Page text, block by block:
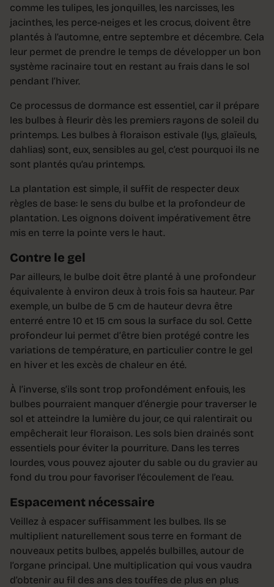
comme les tulipes, les jonquilles, les narcisses, les
jacinthes, les perce-neiges et les crocus, doivent être
plantés à l’automne, entre septembre et décembre. Cela
leur permet de prendre le temps de développer un bon
système racinaire tout en restant au frais dans le sol
pendant l’hiver.
Ce processus de dormance est essentiel, car il prépare
les bulbes à fleurir dès les premiers rayons de soleil du
printemps. Les bulbes à floraison estivale (lys, glaïeuls,
dahlias) sont, eux, sensibles au gel, c’est pourquoi ils ne
sont plantés qu’au printemps.
La plantation est simple, il suffit de respecter deux
règles de base: le sens du bulbe et la profondeur de
plantation. Les oignons doivent impérativement être
mis en terre la pointe vers le haut.
Contre le gel
Par ailleurs, le bulbe doit être planté à une profondeur
équivalente à environ deux à trois fois sa hauteur. Par
exemple, un bulbe de 5 cm de hauteur devra être
enterré entre 10 et 15 cm sous la surface du sol. Cette
profondeur lui permet d’être bien protégé contre les
variations de température, en particulier contre le gel
en hiver et les excès de chaleur en été.
À l’inverse, s’ils sont trop profondément enfouis, les
bulbes pourraient manquer d’énergie pour traverser le
sol et atteindre la lumière du jour, ce qui ralentirait ou
empêcherait leur floraison. Les sols bien drainés sont
essentiels pour éviter la pourriture. Dans les terres
lourdes, vous pouvez ajouter du sable ou du gravier au
fond du trou pour favoriser l’écoulement de l’eau.
Espacement nécessaire
Veillez à espacer suffisamment les bulbes. Ils se
multiplient naturellement sous terre en formant de
nouveaux petits bulbes, appelés bulbilles, autour de
l’organe principal. Une multiplication qui vous vaudra
d’obtenir au fil des ans des touffes de plus en plus